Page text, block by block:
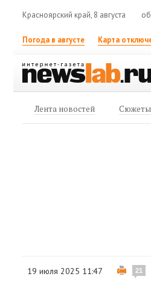
Красноярский край, 8 августа
Погода в августе Карта
Лента новостей Сюжеты
19 июля 2025 11:47 21